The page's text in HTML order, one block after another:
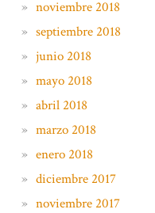
noviembre 2018
septiembre 2018
junio 2018
mayo 2018
abril 2018
marzo 2018
enero 2018
diciembre 2017
noviembre 2017